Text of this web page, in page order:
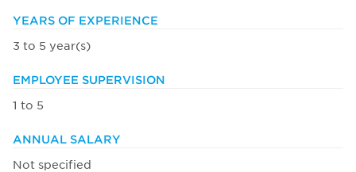
YEARS OF EXPERIENCE
3 to 5 year(s)
EMPLOYEE SUPERVISION
1 to 5
ANNUAL SALARY
Not specified